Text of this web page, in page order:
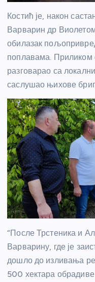
Костић је, након
Варварин др
обилазак
поплавама. Приликом
разговарао са
саслушао њихове
“После Трстеника и
Варварину, где је
дошло до изливања
500 хектара